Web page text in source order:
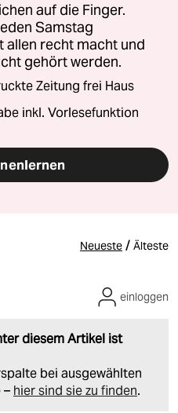
auf die Finger.
Samstag
allen recht macht und
gehört werden.
Zeitung frei Haus
inkl. Vorlesefunktion
Neueste / Älteste
diesem Artikel ist
bei ausgewählten
– hier sind sie zu finden.
einloggen